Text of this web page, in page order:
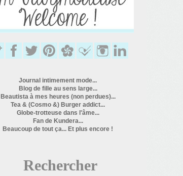
Journal intimement mode...
Blog de fille au sens large...
Beautista à mes heures (non perdues)...
Tea & (Cosmo &) Burger addict...
Globe-trotteuse dans l'âme...
Fan de Kundera...
Beaucoup de tout ça... Et plus encore !
Rechercher